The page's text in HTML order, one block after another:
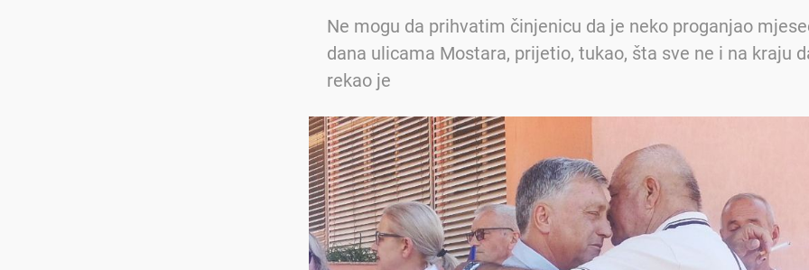
Ne mogu da prihvatim činjenicu da je neko proganjao
dana ulicama Mostara, prijetio, tukao, šta sve ne i na kraju
rekao je